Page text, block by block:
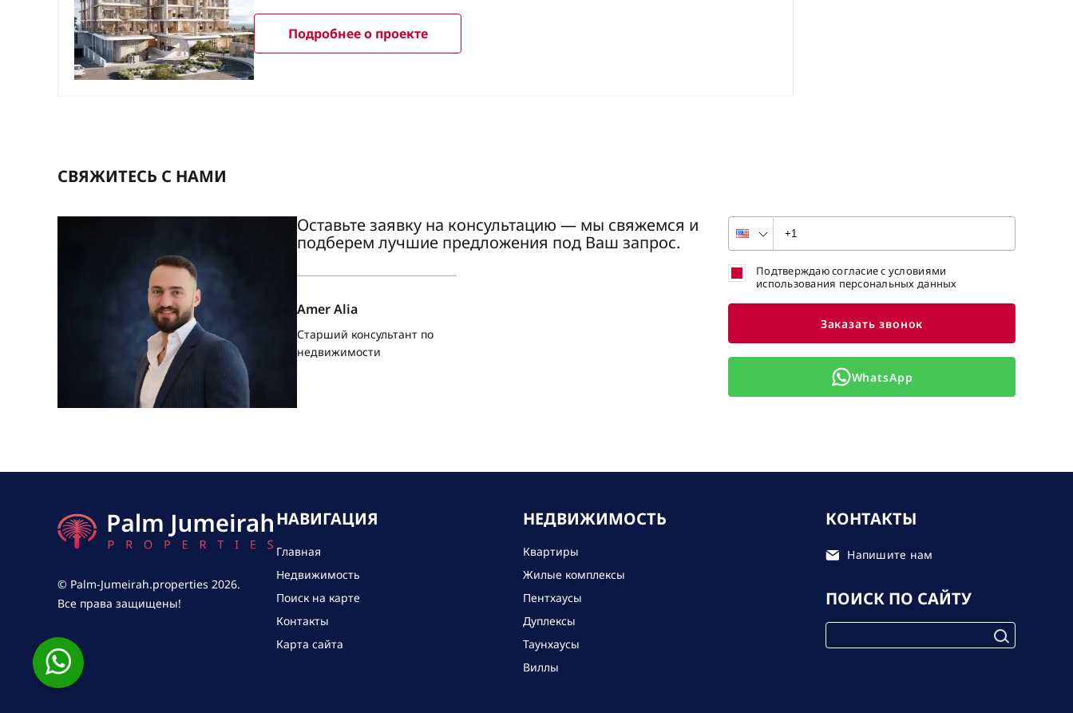
Подробнее о проекте
СВЯЖИТЕСЬ С НАМИ
Оставьте заявку на консультацию — мы свяжемся и
подберем лучшие предложения под Ваш запрос.
Amer Alia
Старший консультант по
недвижимости
Подтверждаю согласие с условиями
использования персональных данных
Заказать звонок
WhatsApp
© Palm-Jumeirah.properties 2026.
Все права защищены!
НАВИГАЦИЯ
Главная
Недвижимость
Поиск на карте
Контакты
Карта сайта
НЕДВИЖИМОСТЬ
Квартиры
Жилые комплексы
Пентхаусы
Дуплексы
Таунхаусы
Виллы
КОНТАКТЫ
Напишите нам
ПОИСК ПО САЙТУ